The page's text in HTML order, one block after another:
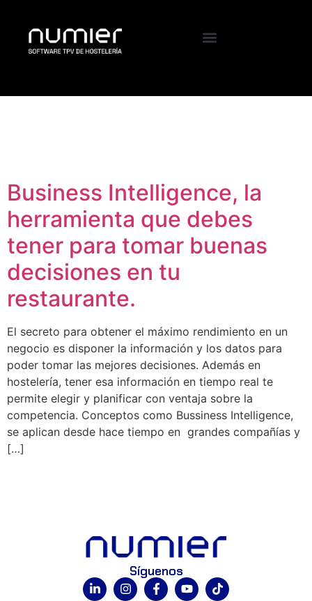
Business Intelligence, la
herramienta que debes
tener para tomar buenas
decisiones en tu
restaurante.
El secreto para obtener el máximo rendimiento en un
negocio es disponer la información y los datos para
poder tomar las mejores decisiones. Además en
hostelería, tener esa información en tiempo real te
permite elegir y planificar con ventaja sobre la
competencia. Conceptos como Bussiness Intelligence,
se aplican desde hace tiempo en grandes compañías y
[…]
Síguenos